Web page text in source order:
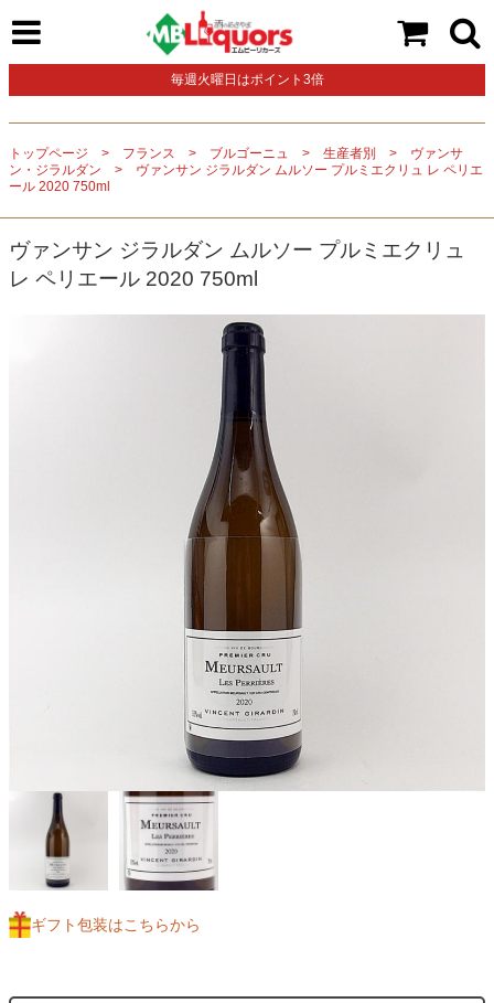
毎週火曜日はポイント3倍
トップページ フランス ブルゴーニュ 生産者別
ヴァンサ
ン・ジラルダン
ヴァンサン ジラルダン ムルソー プルミエクリュ レ ペリエ
ール 2020 750ml
ヴァンサン ジラルダン ムルソー プルミエクリュ
レ ペリエール 2020 750ml
ギフト包装はこちらから